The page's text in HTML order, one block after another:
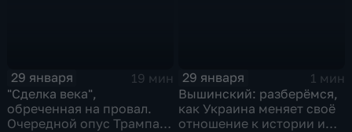
29 января
19 мин
"Сделка века",
обреченная на провал.
Очередной опус Трампа.
29 января
1 мин
Вышинский: разберёмся,
как Украина меняет своё
отношение к истории и